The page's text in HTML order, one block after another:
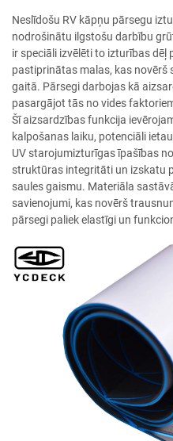
Neslīdošu RV kāpņu pārsegu
nodrošinātu ilgstošu darbību
ir speciāli izvēlēti to izturības
pastiprinātas malas, kas novērš
gaitā. Pārsegi darbojas kā
pasargājot tās no vides
Šī aizsardzības funkcija
kalpošanas laiku, potenciāli
UV starojumizturīgas īpašības
struktūras integritāti un izskatu
saules gaismu. Materiāla
savienojumi, kas novērš
pārsegi paliek elastīgi un